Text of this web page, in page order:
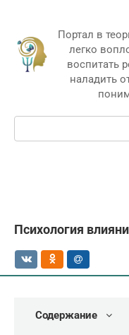
контенту
Портал в
легко
воспитать
наладить
Поиск:
Психология
Содержание